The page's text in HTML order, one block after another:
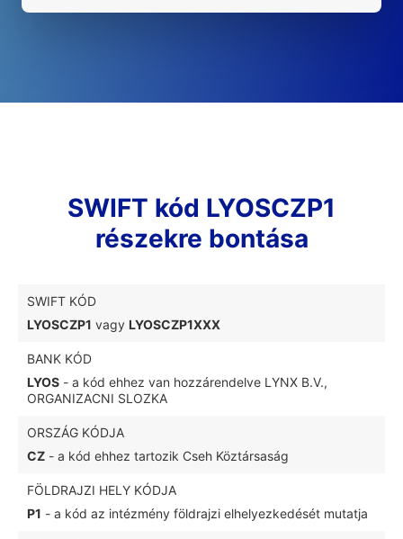
SWIFT kód LYOSCZP1
részekre bontása
SWIFT KÓD
LYOSCZP1 vagy LYOSCZP1XXX
BANK KÓD
LYOS - a kód ehhez van hozzárendelve LYNX B.V.,
ORGANIZACNI SLOZKA
ORSZÁG KÓDJA
CZ - a kód ehhez tartozik Cseh Köztársaság
FÖLDRAJZI HELY KÓDJA
P1 - a kód az intézmény földrajzi elhelyezkedését mutatja